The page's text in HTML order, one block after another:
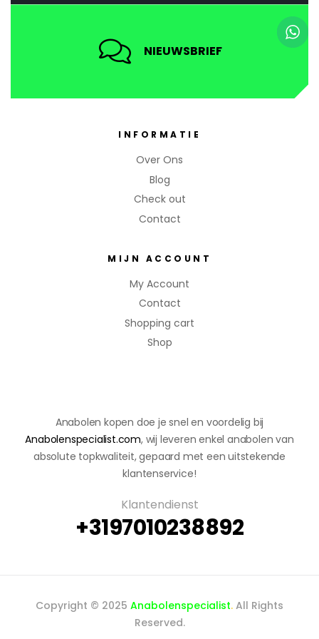
Anabolen kopen doe je snel en voordelig bij
Anabolenspecialist.com, wij leveren enkel anabolen van
absolute topkwaliteit, gepaard met een uitstekende
klantenservice!
Klantendienst
+3197010238892
NIEUWSBRIEF
INFORMATIE
Over Ons
Blog
Check out
Contact
MIJN ACCOUNT
My Account
Contact
Shopping cart
Shop
Copyright © 2025 Anabolenspecialist. All Rights
Reserved.